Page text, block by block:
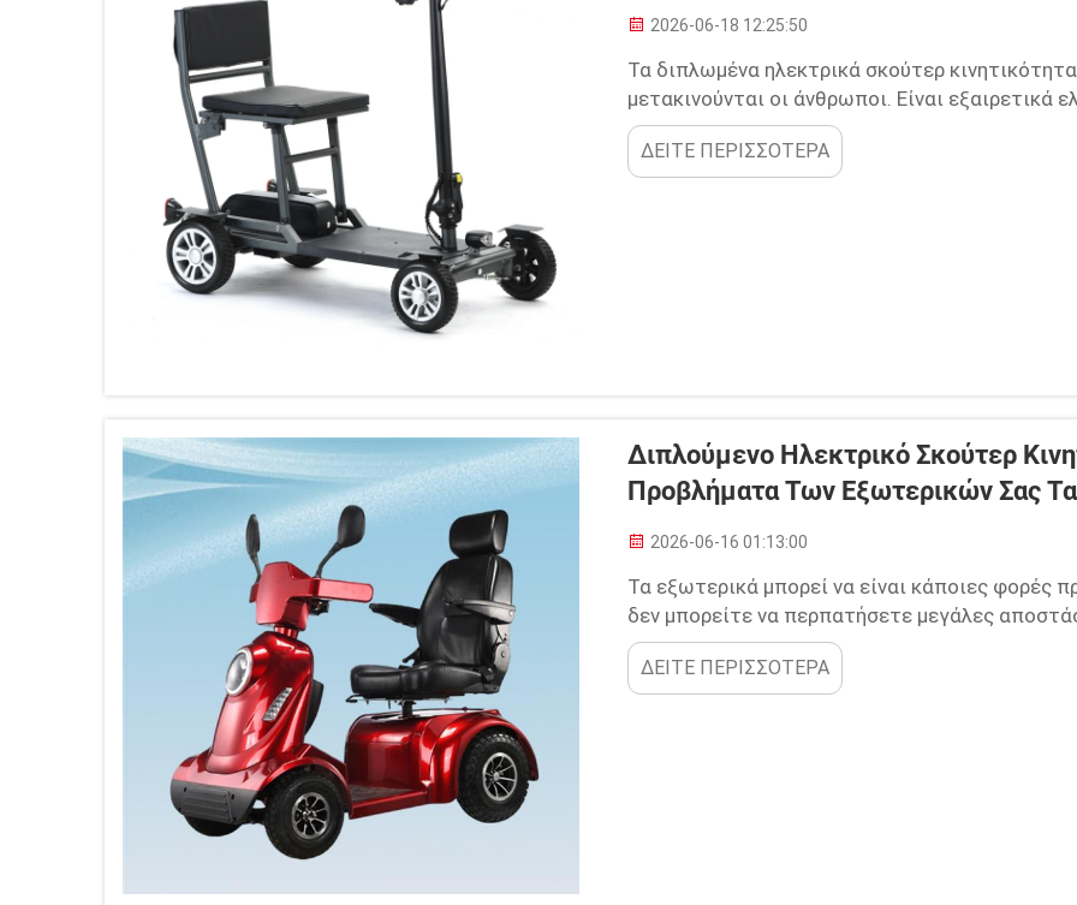
2026-06-18 12:25:50
Τα διπλωμένα ηλεκτρικά σκούτερ
μετακινούνται οι άνθρωποι. Είναι
που έχει μεγάλη σημασία. Φανταστείτε να
προβλήματα. Τα καθιστούν ιδανικά για όλους
χρειάζονται βοήθεια στη βάδιση μέχρι τους...
ΔΕΙΤΕ ΠΕΡΙΣΣΟΤΕΡΑ
Διπλούμενο Ηλεκτρικό Σκούτερ
Προβλήματα Των Εξωτερικών Σας
2026-06-16 01:13:00
Τα εξωτερικά μπορεί να είναι κάποιες φορές
δεν μπορείτε να περπατήσετε μεγάλες
εγκλωβισμένοι. Ίσως θέλετε να επισκεφτείτε
απολαύσετε μια ηλιόλουστη μέρα, αλλά η
περπατώντας σας φαίνεται υπερβολική. Σαν να
ΔΕΙΤΕ ΠΕΡΙΣΣΟΤΕΡΑ